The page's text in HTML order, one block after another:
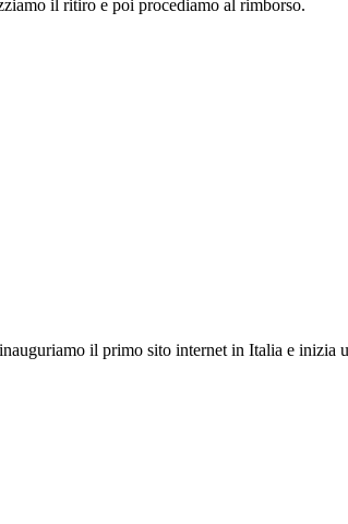
il ritiro e poi procediamo al rimborso.
il primo sito internet in Italia e inizia